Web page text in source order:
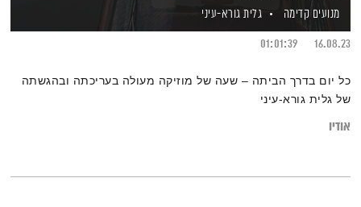
מנועים קדימה
גלית גורא-עיני
16.08.23
01:01:39
כל יום בדרך הביתה – שעה של מוזיקה מעולה בעריכתה ובהגשתה
של גלית גורא-עיני
אודיו